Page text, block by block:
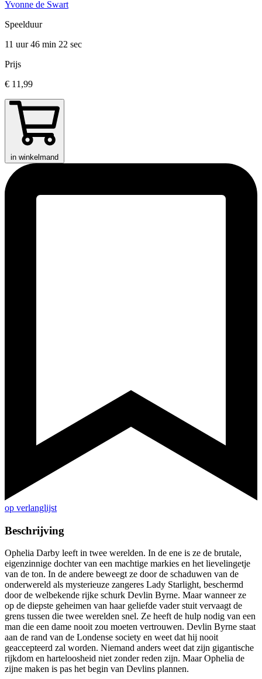
Yvonne de Swart
Speelduur
11 uur 46 min 22 sec
Prijs
€ 11,99
in winkelmand
op verlanglijst
Beschrijving
Ophelia Darby leeft in twee werelden. In de ene is ze de brutale,
eigenzinnige dochter van een machtige markies en het lievelingetje
van de ton. In de andere beweegt ze door de schaduwen van de
onderwereld als mysterieuze zangeres Lady Starlight, beschermd
door de welbekende rijke schurk Devlin Byrne. Maar wanneer ze
op de diepste geheimen van haar geliefde vader stuit vervaagt de
grens tussen die twee werelden snel. Ze heeft de hulp nodig van een
man die een dame nooit zou moeten vertrouwen. Devlin Byrne staat
aan de rand van de Londense society en weet dat hij nooit
geaccepteerd zal worden. Niemand anders weet dat zijn gigantische
rijkdom en harteloosheid niet zonder reden zijn. Maar Ophelia de
zijne maken is pas het begin van Devlins plannen.